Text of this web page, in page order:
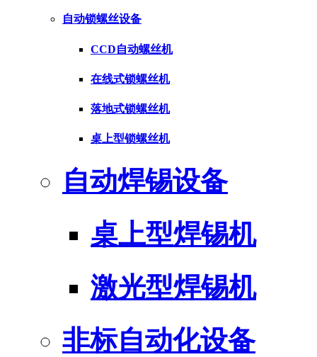
自动锁螺丝设备
CCD自动螺丝机
在线式锁螺丝机
落地式锁螺丝机
桌上型锁螺丝机
自动焊锡设备
桌上型焊锡机
激光型焊锡机
非标自动化设备